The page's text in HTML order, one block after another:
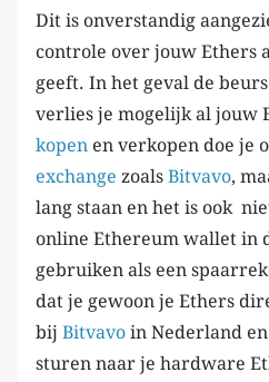
Dit is onverstandig
controle over jouw Ethers
geeft. In het geval de
verlies je mogelijk al jouw
kopen en verkopen doe je
exchange zoals Bitvavo,
lang staan en het is ook
online Ethereum wallet in
gebruiken als een
dat je gewoon je Ethers
bij Bitvavo in Nederland
sturen naar je hardware